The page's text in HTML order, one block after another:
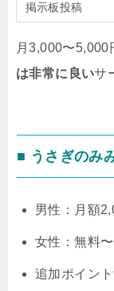
掲示板投稿
月3,000〜5,000
は非常に良いサ
■ うさぎのみ
男性：月額
女性：無料
追加ポイン